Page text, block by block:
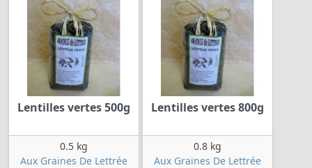
Lentilles vertes 500g
0.5 kg
Aux Graines De Lettrée
Lentilles vertes 800g
0.8 kg
Aux Graines De Lettrée